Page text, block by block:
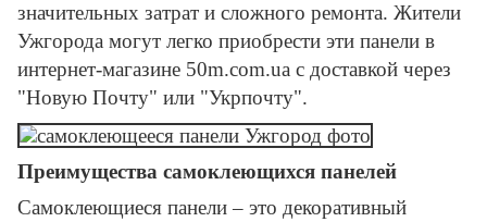
значительных затрат и сложного ремонта. Жители
Ужгорода могут легко приобрести эти панели в
интернет-магазине 50m.com.ua с доставкой через
"Новую Почту" или "Укрпочту".
Преимущества самоклеющихся панелей
Самоклеющиеся панели – это декоративный